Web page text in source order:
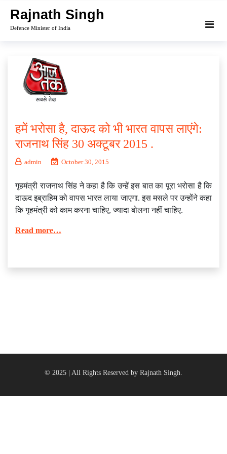
content
Rajnath Singh
Defence Minister of India
हमें भरोसा है, दाऊद को भी भारत वापस लाएंगे:
राजनाथ सिंह 30 अक्टूबर 2015 .
admin October 30, 2015
गृहमंत्री राजनाथ सिंह ने कहा है कि उन्हें इस बात का पूरा भरोसा है कि
दाऊद इब्राहिम को वापस भारत लाया जाएगा. इस मसले पर उन्होंने कहा
कि गृहमंत्री को काम करना चाहिए, ज्यादा बोलना नहीं चाहिए.
Read more…
© 2025 | All Rights Reserved by Rajnath Singh.